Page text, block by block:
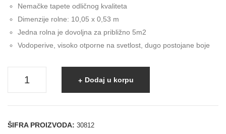
Nemačke tapete odličnog kvaliteta
Dimenzije rolne: 10,05 x 0,53 m
Jedna rolna je dovoljna za približno 5m2
Vodoperive, visoko otporne na svetlost, dugo postojane boje
Dodaj u korpu
ŠIFRA PROIZVODA: 30812